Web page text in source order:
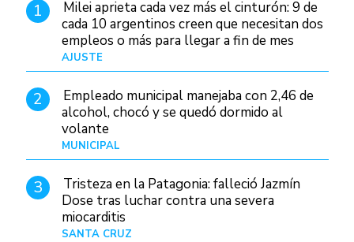
1
Milei aprieta cada vez más el cinturón: 9 de
cada 10 argentinos creen que necesitan dos
empleos o más para llegar a fin de mes
AJUSTE
2
Empleado municipal manejaba con 2,46 de
alcohol, chocó y se quedó dormido al
volante
MUNICIPAL
3
Tristeza en la Patagonia: falleció Jazmín
Dose tras luchar contra una severa
miocarditis
SANTA CRUZ